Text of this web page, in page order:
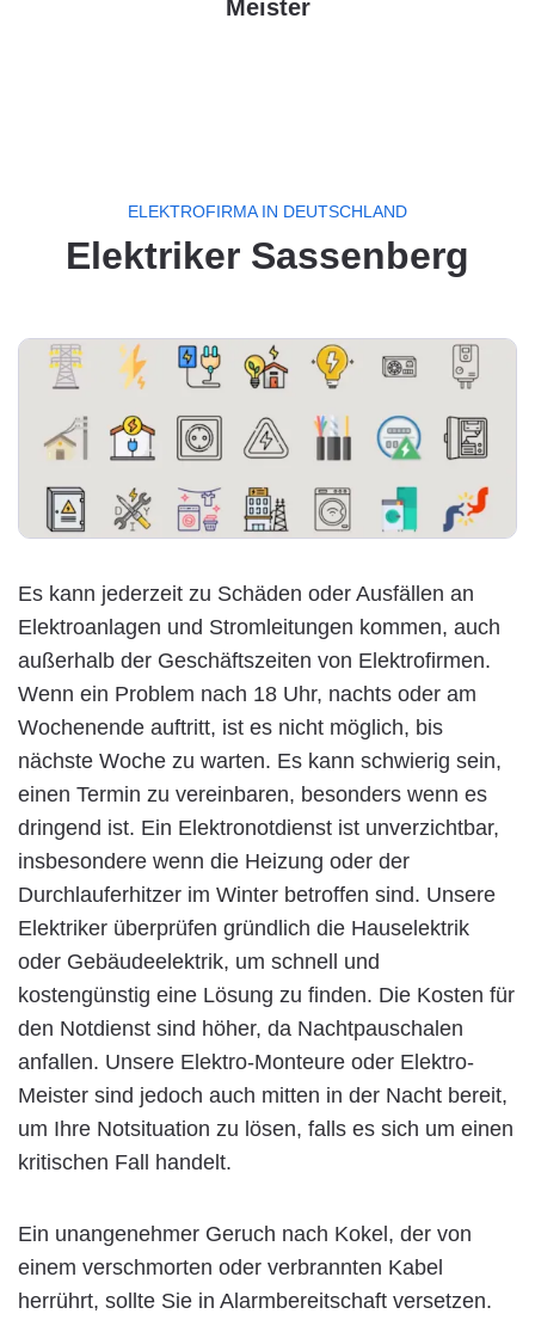
Meister
ELEKTROFIRMA IN DEUTSCHLAND
Elektriker Sassenberg
Es kann jederzeit zu Schäden oder Ausfällen an
Elektroanlagen und Stromleitungen kommen, auch
außerhalb der Geschäftszeiten von Elektrofirmen.
Wenn ein Problem nach 18 Uhr, nachts oder am
Wochenende auftritt, ist es nicht möglich, bis
nächste Woche zu warten. Es kann schwierig sein,
einen Termin zu vereinbaren, besonders wenn es
dringend ist. Ein Elektronotdienst ist unverzichtbar,
insbesondere wenn die Heizung oder der
Durchlauferhitzer im Winter betroffen sind. Unsere
Elektriker überprüfen gründlich die Hauselektrik
oder Gebäudeelektrik, um schnell und
kostengünstig eine Lösung zu finden. Die Kosten für
den Notdienst sind höher, da Nachtpauschalen
anfallen. Unsere Elektro-Monteure oder Elektro-
Meister sind jedoch auch mitten in der Nacht bereit,
um Ihre Notsituation zu lösen, falls es sich um einen
kritischen Fall handelt.
Ein unangenehmer Geruch nach Kokel, der von
einem verschmorten oder verbrannten Kabel
herrührt, sollte Sie in Alarmbereitschaft versetzen.